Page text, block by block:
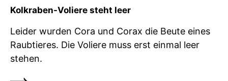
Kolkraben-Voliere steht leer
Leider wurden Cora und Corax die Beute eines
Raubtieres. Die Voliere muss erst einmal leer
stehen.